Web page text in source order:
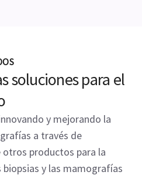
de imágenes de mama
de transformar la